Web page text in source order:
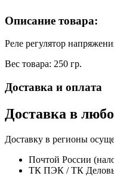
Описание товара:
Реле регулятор
Вес товара: 250 гр.
Доставка и оплата
Доставка в
Доставку в регионы
Почтой России
ТК ПЭК / ТК